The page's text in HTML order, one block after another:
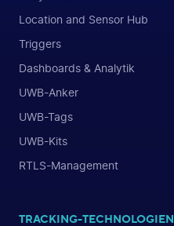
Location and Sensor Hub
Triggers
Dashboards & Analytik
UWB-Anker
UWB-Tags
UWB-Kits
RTLS-Management
TRACKING-TECHNOLOGIEN